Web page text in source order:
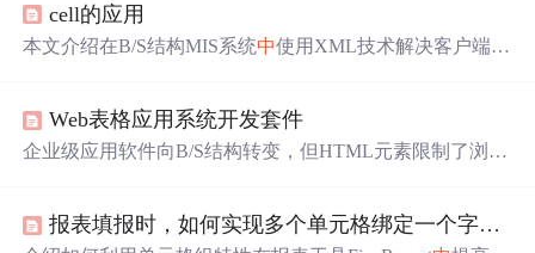
了 批量导入公式、获取公式、公式单元格的判断
及如何通过XML设置下拉窗体和树形控件。同时提供了插
cell的应用
本文介绍在B/S结构MIS系统中使用XML技术解决客户端与
Web表格应用系统开发套件
企业级应用软件向B/S结构转变，但HTML元素限制了浏览
设计工具、浏览器端API和服务器端API，以客户购物登记
报表填报时，如何实现多个单元格绑定一个字段？